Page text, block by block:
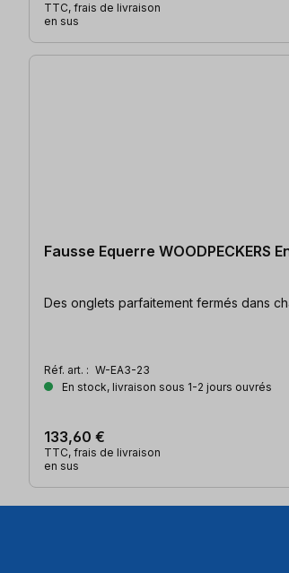
TTC, frais de livraison
en sus
Fausse Equerre WOODPECKERS
Réf. art. : W-EA3-23
En stock, livraison sous 1-2 jours ouvrés
133,60 €
TTC, frais de livraison
en sus